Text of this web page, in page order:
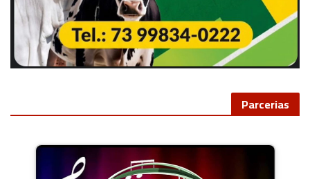
Parcerias